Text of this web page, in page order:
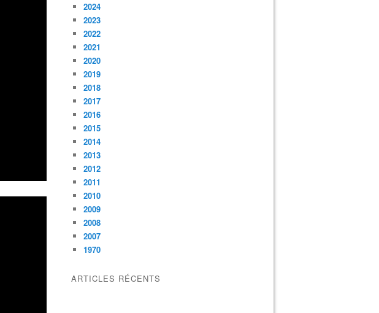
2024
2023
2022
2021
2020
2019
2018
2017
2016
2015
2014
2013
2012
2011
2010
2009
2008
2007
1970
ARTICLES RÉCENTS